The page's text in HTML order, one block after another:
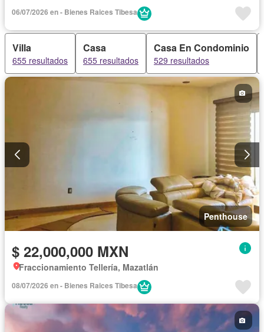
06/07/2026 en - Bienes Raices Tibesa
Villa
655 resultados
Casa
655 resultados
Casa En Condominio
529 resultados
Penthouse
$ 22,000,000 MXN
Fraccionamiento Tellería, Mazatlán
08/07/2026 en - Bienes Raices Tibesa